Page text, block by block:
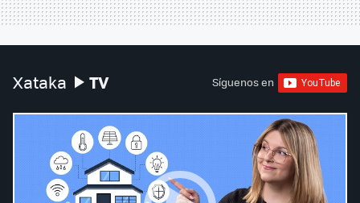
Xataka TV Síguenos en